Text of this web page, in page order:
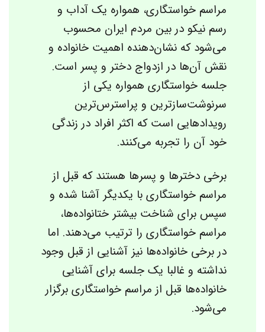
مراسم خواستگاری، همواره یک آداب و
رسم نیکو در بین مردم ایران محسوب
‌می‌شود که نشان‌دهنده اهمیت خانواده و
نقش آن‌ها در ازدواج دختر و پسر است.
جلسه خواستگاری همواره یکی از
سرنوشت‌سازترین و پراسترس‌ترین
رویدادهایی است که اکثر افراد در زندگی
خود آن را تجربه ‌می‌کنند.
برخی دخترها و پسرها هستند که قبل از
مراسم خواستگاری با یکدیگر آشنا شده و
سپس برای شناخت بیشتر ختانواده‌ها،
مراسم خواستگاری را ترتیب ‌می‌دهند. اما
در برخی خانواده‌ها نیز آشنایی از قبل وجود
نداشته و غالبا یک جلسه برای آشنایی
خانواده‌ها قبل از مراسم خواستگاری برگزار
‌می‌شود.